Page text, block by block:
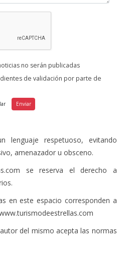
no serán publicadas
de validación por parte de
lenguaje respetuoso, evitando
amenazador u obsceno.
se reserva el derecho a
en este espacio corresponden a
del mismo acepta las normas